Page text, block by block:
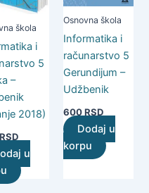
škola
i
5
–
2018)
RSD
u
Osnovna škola
Informatika i
računarstvo 5
Gerundijum –
Udžbenik
600RSD
Dodaj u
korpu